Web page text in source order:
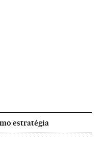
estratégia